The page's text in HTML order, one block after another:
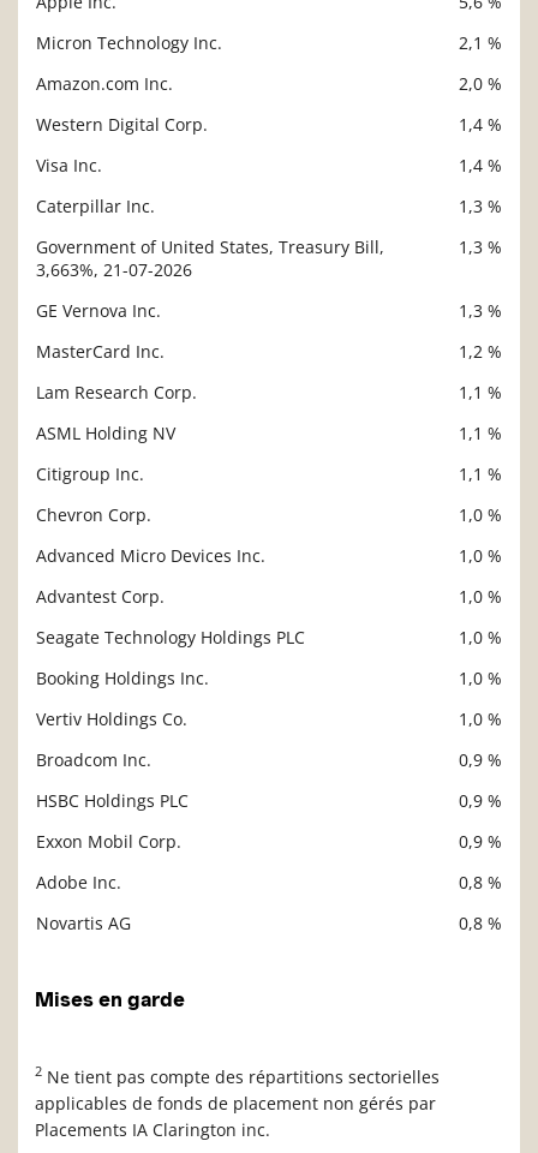
Micron Technology Inc.
2,1 %
Amazon.com Inc.
2,0 %
Western Digital Corp.
1,4 %
Visa Inc.
1,4 %
Caterpillar Inc.
1,3 %
Government of United States, Treasury Bill,
3,663%, 21-07-2026
1,3 %
GE Vernova Inc.
1,3 %
MasterCard Inc.
1,2 %
Lam Research Corp.
1,1 %
ASML Holding NV
1,1 %
Citigroup Inc.
1,1 %
Chevron Corp.
1,0 %
Advanced Micro Devices Inc.
1,0 %
Advantest Corp.
1,0 %
Seagate Technology Holdings PLC
1,0 %
Booking Holdings Inc.
1,0 %
Vertiv Holdings Co.
1,0 %
Broadcom Inc.
0,9 %
HSBC Holdings PLC
0,9 %
Exxon Mobil Corp.
0,9 %
Adobe Inc.
0,8 %
Novartis AG
0,8 %
Mises en garde
2 Ne tient pas compte des répartitions sectorielles
applicables de fonds de placement non gérés par
Placements IA Clarington inc.